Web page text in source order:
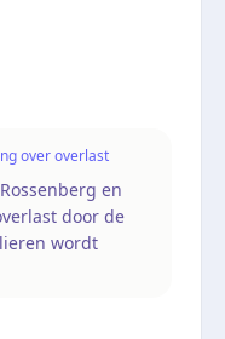
over overlast
en
door de
wordt